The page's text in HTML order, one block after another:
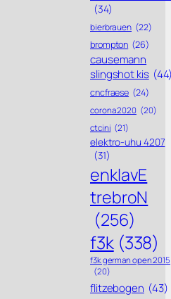
(34)
bierbrauen (22)
brompton (26)
causemann
slingshot kis
cncfraese (24)
corona 2020 (20)
ctcini (21)
elektro-uhu 4207
(31)
enklavE
trebroN
(256)
f3k (338)
f3k german open 2015
(20)
flitzebogen (43)